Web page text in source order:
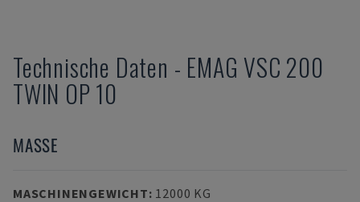
Technische Daten - EMAG VSC 200
TWIN OP 10
MASSE
MASCHINENGEWICHT: 12000 KG